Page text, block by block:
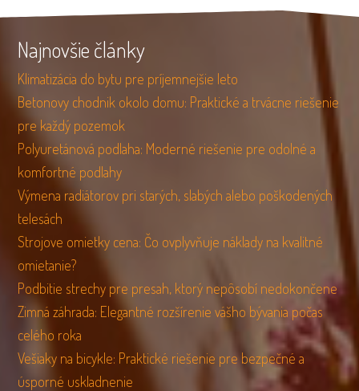
Najnovšie články
Klimatizácia do bytu pre príjemnejšie leto
Betonovy chodnik okolo domu: Praktické a trvácne riešenie
pre každý pozemok
Polyuretánová podlaha: Moderné riešenie pre odolné a
komfortné podlahy
Výmena radiátorov pri starých, slabých alebo poškodených
telesách
Strojove omietky cena: Čo ovplyvňuje náklady na kvalitné
omietanie?
Podbitie strechy pre presah, ktorý nepôsobí nedokončene
Zimná záhrada: Elegantné rozšírenie vášho bývania počas
celého roka
Vešiaky na bicykle: Praktické riešenie pre bezpečné a
úsporné uskladnenie